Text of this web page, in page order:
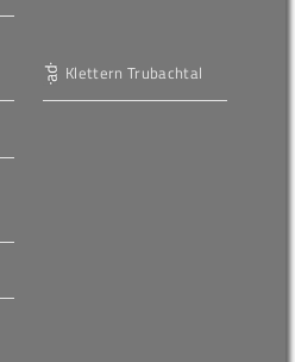
Klettern Trubachtal